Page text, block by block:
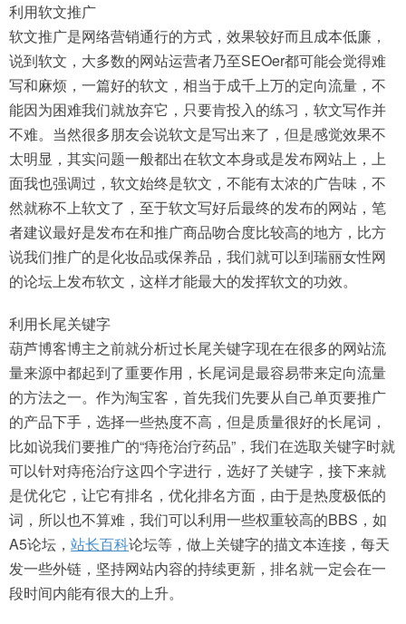
利用软文推广
软文推广是网络营销通行的方式，效果较好而且成本低廉，
说到软文，大多数的网站运营者乃至SEOer都可能会觉得难
写和麻烦，一篇好的软文，相当于成千上万的定向流量，不
能因为困难我们就放弃它，只要肯投入的练习，软文写作并
不难。当然很多朋友会说软文是写出来了，但是感觉效果不
太明显，其实问题一般都出在软文本身或是发布网站上，上
面我也强调过，软文始终是软文，不能有太浓的广告味，不
然就称不上软文了，至于软文写好后最终的发布的网站，笔
者建议最好是发布在和推广商品吻合度比较高的地方，比方
说我们推广的是化妆品或保养品，我们就可以到瑞丽女性网
的论坛上发布软文，这样才能最大的发挥软文的功效。
利用长尾关键字
葫芦博客博主之前就分析过长尾关键字现在在很多的网站流
量来源中都起到了重要作用，长尾词是最容易带来定向流量
的方法之一。作为淘宝客，首先我们先要从自己单页要推广
的产品下手，选择一些热度不高，但是质量很好的长尾词，
比如说我们要推广的“痔疮治疗药品”，我们在选取关键字时就
可以针对痔疮治疗这四个字进行，选好了关键字，接下来就
是优化它，让它有排名，优化排名方面，由于是热度极低的
词，所以也不算难，我们可以利用一些权重较高的BBS，如
A5论坛， 站长百科论坛等，做上关键字的描文本连接，每天
发一些外链，坚持网站内容的持续更新，排名就一定会在一
段时间内能有很大的上升。